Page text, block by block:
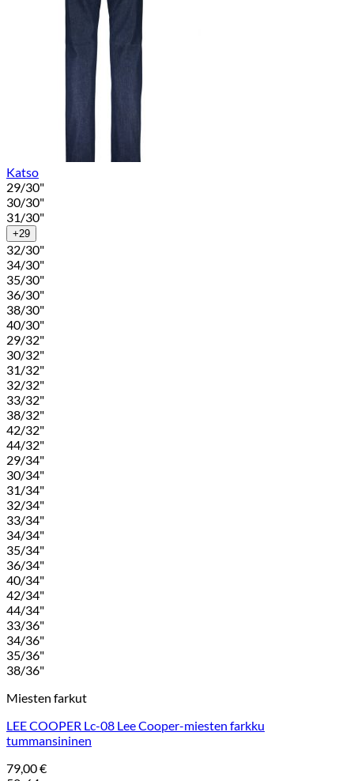
Katso
29/30"
30/30"
31/30"
+29
32/30"
34/30"
35/30"
36/30"
38/30"
40/30"
29/32"
30/32"
31/32"
32/32"
33/32"
38/32"
42/32"
44/32"
29/34"
30/34"
31/34"
32/34"
33/34"
34/34"
35/34"
36/34"
40/34"
42/34"
44/34"
33/36"
34/36"
35/36"
38/36"
Miesten farkut
LEE COOPER Lc-08 Lee Cooper-miesten farkku
tummansininen
79,00€